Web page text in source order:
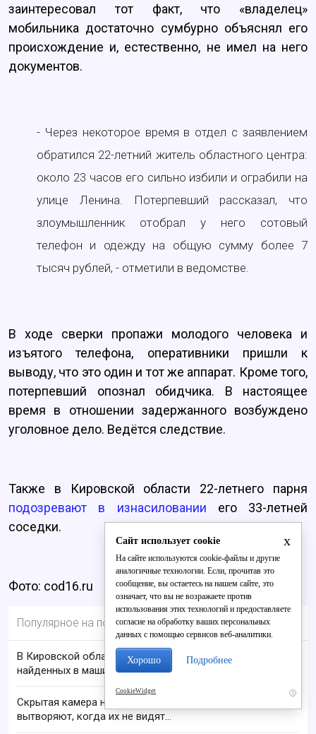
заинтересовал тот факт, что «владелец»
мобильника достаточно сумбурно объяснял его
происхождение и, естественно, не имел на него
документов.
- Через некоторое время в отдел с заявлением
обратился 22-летний житель областного центра:
около 23 часов его сильно избили и ограбили на
улице Ленина. Потерпевший рассказал, что
злоумышленник отобрал у него сотовый
телефон и одежду на общую сумму более 7
тысяч рублей, - отметили в ведомстве.
В ходе сверки пропажи молодого человека и
изъятого телефона, оперативники пришли к
выводу, что это один и тот же аппарат. Кроме того,
потерпевший опознал обидчика. В настоящее
время в отношении задержанного возбуждено
уголовное дело. Ведётся следствие.
Также в Кировской области 22-летнего парня
подозревают в изнасиловании его 33-летней
соседки.
Фото: cod16.ru
Популярное на портале
В Кировской области проверяют гибель супругов,
найденных в машине в Вятке
i
Скрытая камера на пляже Крыма: Что люди
вытворяют, когда их не видят...
x
Сайт использует cookie
На сайте используются cookie-файлы и другие
аналогичные технологии. Если, прочитав это
сообщение, вы остаетесь на нашем сайте, это
означает, что вы не возражаете против
использования этих технологий и предоставляете
согласие на обработку ваших персональных
данных с помощью сервисов веб-аналитики.
Хорошо Подробнее
CookieWidget